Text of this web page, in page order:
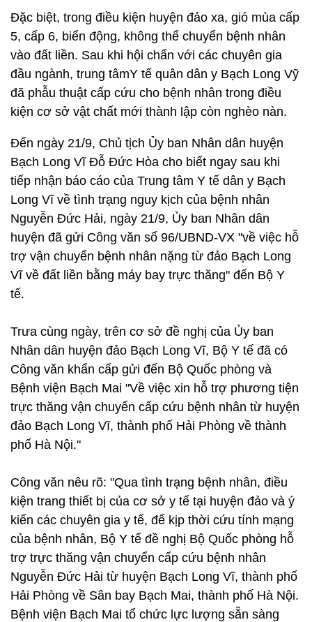
Đặc biệt, trong điều kiện huyện đảo xa, gió mùa cấp
5, cấp 6, biển động, không thể chuyển bệnh nhân
vào đất liền. Sau khi hội chẩn với các chuyên gia
đầu ngành, trung tâmY tế quân dân y Bạch Long Vỹ
đã phẫu thuật cấp cứu cho bệnh nhân trong điều
kiện cơ sở vật chất mới thành lập còn nghèo nàn.
Đến ngày 21/9, Chủ tịch Ủy ban Nhân dân huyện
Bạch Long Vĩ Đỗ Đức Hòa cho biết ngay sau khi
tiếp nhận báo cáo của Trung tâm Y tế dân y Bạch
Long Vĩ về tình trạng nguy kịch của bệnh nhân
Nguyễn Đức Hải, ngày 21/9, Ủy ban Nhân dân
huyện đã gửi Công văn số 96/UBND-VX "về việc hỗ
trợ vận chuyển bệnh nhân nặng từ đảo Bạch Long
Vĩ về đất liền bằng máy bay trực thăng" đến Bộ Y
tế.
Trưa cùng ngày, trên cơ sở đề nghị của Ủy ban
Nhân dân huyện đảo Bạch Long Vĩ, Bộ Y tế đã có
Công văn khẩn cấp gửi đến Bộ Quốc phòng và
Bệnh viện Bạch Mai "Về việc xin hỗ trợ phương tiện
trực thăng vận chuyển cấp cứu bệnh nhân từ huyện
đảo Bạch Long Vĩ, thành phố Hải Phòng về thành
phố Hà Nội."
Công văn nêu rõ: "Qua tình trạng bệnh nhân, điều
kiện trang thiết bị của cơ sở y tế tại huyện đảo và ý
kiến các chuyên gia y tế, để kịp thời cứu tính mạng
của bệnh nhân, Bộ Y tế đề nghị Bộ Quốc phòng hỗ
trợ trực thăng vận chuyển cấp cứu bệnh nhân
Nguyễn Đức Hải từ huyện Bạch Long Vĩ, thành phố
Hải Phòng về Sân bay Bạch Mai, thành phố Hà Nội.
Bệnh viện Bạch Mai tổ chức lực lượng sẵn sàng